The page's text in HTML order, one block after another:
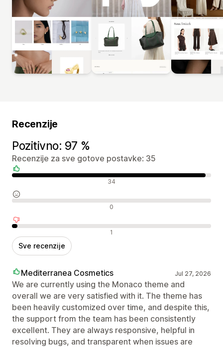
Recenzije
Pozitivno: 97 %
Recenzije za sve gotove postavke: 35
Pozitivne recenzije 34
Neutralne recenzije 0
Negativne recenzije 1
Sve recenzije
Mediterranea Cosmetics Jul 27, 2026
We are currently using the Monaco theme and
overall we are very satisfied with it. The theme has
been heavily customized over time, and despite this,
the support from the team has been consistently
excellent. They are always responsive, helpful in
resolving bugs, and transparent when issues are